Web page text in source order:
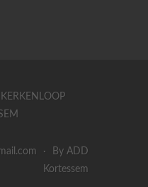
·
By ADD
Kortessem